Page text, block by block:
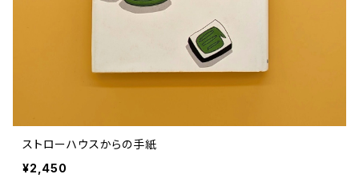
ストローハウスからの手紙
¥2,450